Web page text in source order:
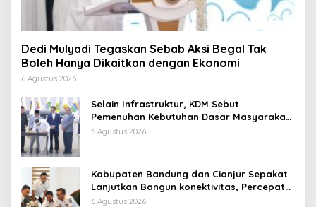
Dedi Mulyadi Tegaskan Sebab Aksi Begal Tak
Boleh Hanya Dikaitkan dengan Ekonomi
6 Agustus 2026
Selain Infrastruktur, KDM Sebut
Pemenuhan Kebutuhan Dasar Masyarakat
Jadi Fokus APBD Jabar 2027
6 Agustus 2026
Kabupaten Bandung dan Cianjur Sepakat
Lanjutkan Bangun konektivitas, Percepat
Pertumbuhan Ekonomi Daerah
6 Agustus 2026